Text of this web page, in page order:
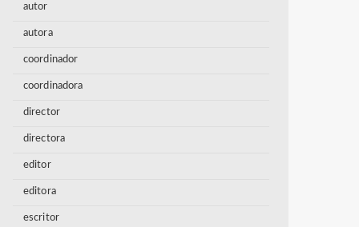
autor
autora
coordinador
coordinadora
director
directora
editor
editora
escritor